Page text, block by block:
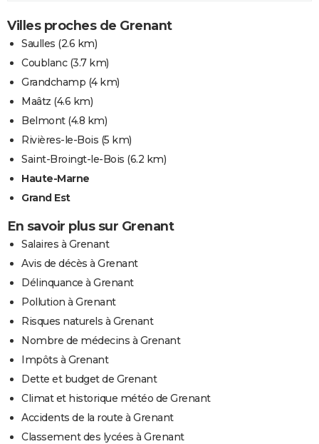
Villes proches de Grenant
Saulles (2.6 km)
Coublanc(3.7 km)
Grandchamp (4 km)
Maâtz (4.6 km)
Belmont(4.8 km)
Rivières-le-Bois (5 km)
Saint-Broingt-le-Bois (6.2 km)
Haute-Marne
Grand Est
En savoir plus sur Grenant
Salaires à Grenant
Avis de décès à Grenant
Délinquance à Grenant
Pollution à Grenant
Risques naturels à Grenant
Nombre de médecins à Grenant
Impôts à Grenant
Dette et budget de Grenant
Climat et historique météo de Grenant
Accidents de la route à Grenant
Classement des lycées à Grenant